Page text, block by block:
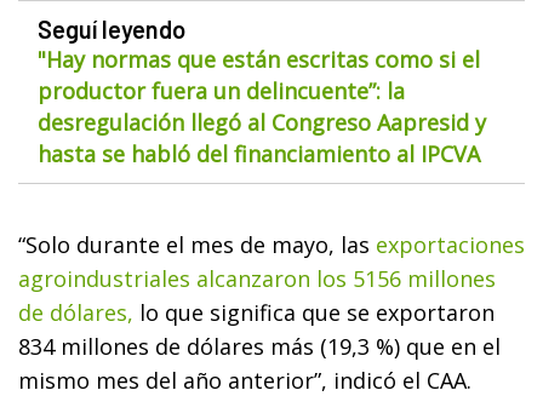
Seguí leyendo
"Hay normas que están escritas como si el
productor fuera un delincuente”: la
desregulación llegó al Congreso Aapresid y
hasta se habló del financiamiento al IPCVA
“Solo durante el mes de mayo, las exportaciones
agroindustriales alcanzaron los 5156 millones
de dólares, lo que significa que se exportaron
834 millones de dólares más (19,3 %) que en el
mismo mes del año anterior”, indicó el CAA.